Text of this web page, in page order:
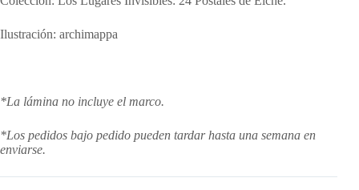
Ilustración: archimappa
*La lámina no incluye el marco.
*Los pedidos bajo pedido pueden tardar hasta una semana en
enviarse.